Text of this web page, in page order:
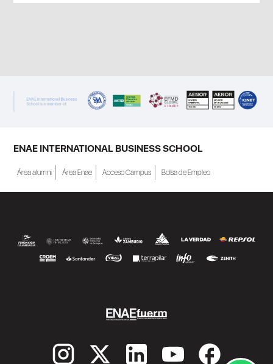
ENAE INTERNATIONAL BUSINESS SCHOOL
Área alumni Área Enae Acceso Campus Bolsa de Empleo